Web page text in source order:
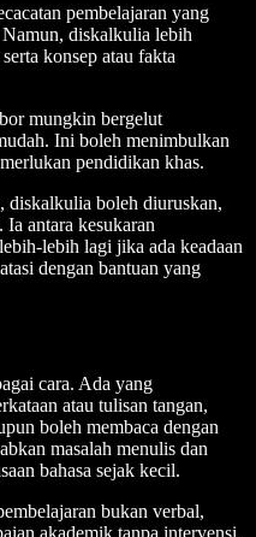
pembelajaran yang
diskalkulia lebih
konsep atau fakta
mungkin bergelut
Ini boleh menimbulkan
pendidikan khas.
diskalkulia boleh diuruskan,
antara kesukaran
lebih lagi jika ada keadaan
dengan bantuan yang
cara. Ada yang
atau tulisan tangan,
boleh membaca dengan
masalah menulis dan
bahasa sejak kecil.
bukan verbal,
akademik tanpa intervensi.